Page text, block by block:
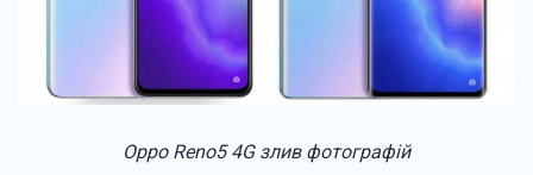
Oppo Reno5 4G злив фотографій